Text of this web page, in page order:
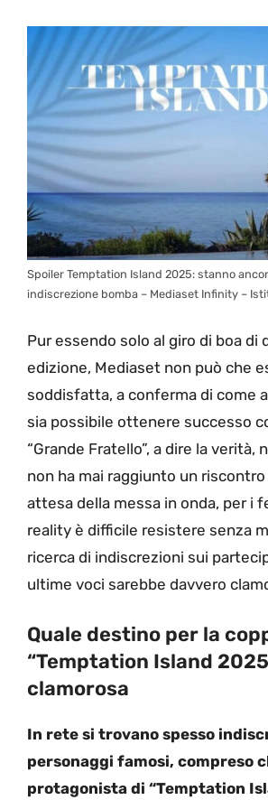
Spoiler Temptation Island 2025: stanno
indiscrezione bomba – Mediaset Infinity –
Pur essendo solo al giro di boa di
edizione, Mediaset non può che
soddisfatta, a conferma di come
sia possibile ottenere successo
“Grande Fratello”, a dire la verità,
non ha mai raggiunto un
attesa della messa in onda, per i
reality è difficile resistere senza
ricerca di indiscrezioni sui
ultime voci sarebbe davvero
Quale destino per la
“Temptation Island
clamorosa
In rete si trovano spesso
personaggi famosi, compreso
protagonista di “Temptation